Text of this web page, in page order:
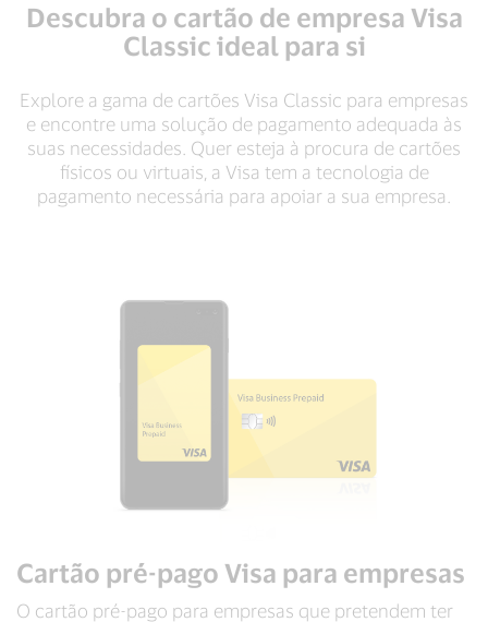
Descubra o cartão de empresa Visa
Classic ideal para si
Explore a gama de cartões Visa Classic para empresas
e encontre uma solução de pagamento adequada às
suas necessidades. Quer esteja à procura de cartões
físicos ou virtuais, a Visa tem a tecnologia de
pagamento necessária para apoiar a sua empresa.
Cartão pré-pago Visa para empresas
O cartão pré-pago para empresas que pretendem ter